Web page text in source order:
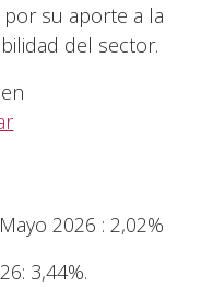
su aporte a la
del sector.
2026 : 2,02%
3,44%.